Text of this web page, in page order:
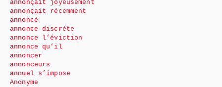
annonçait joyeusement
annonçait récemment
annoncé
annonce discrète
annonce l’éviction
annonce qu’il
annoncer
annonceurs
annuel s’impose
Anonyme